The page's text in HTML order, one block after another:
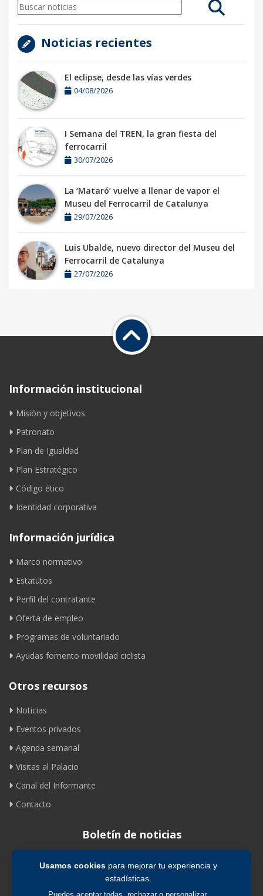
Usamos cookiespara mejorar tu experiencia y
estadísticas.
Noticias recientes
El eclipse, desde las vías verdes
04/08/2026
I Semana del TREN, la gran fiesta del
ferrocarril
30/07/2026
La ‘Mataró’ vuelve a llenar de vapor el
Museu del Ferrocarril de Catalunya
29/07/2026
Luis Ubalde, nuevo director del Museu del
Ferrocarril de Catalunya
27/07/2026
Información institucional
Misión y objetivos
Patronato
Plan de Igualdad
Plan Estratégico
Código ético
Identidad corporativa
Información jurídica
Marco normativo
Estatutos
Perfil del contratante
Oferta de empleo
Programas de voluntariado
Ayudas fomento movilidad ciclista
Otros recursos
Noticias
Eventos privados
Agenda semanal
Visitas al Palacio
Canal del Informante
Contacto
Boletín de noticias
Suscribirse